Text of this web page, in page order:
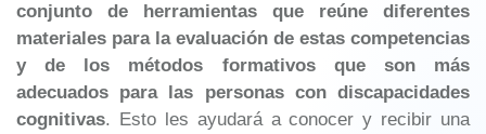
conjunto de herramientas que reúne diferentes
materiales para la evaluación de estas competencias
y de los métodos formativos que son más
adecuados para las personas con discapacidades
cognitivas. Esto les ayudará a conocer y recibir una